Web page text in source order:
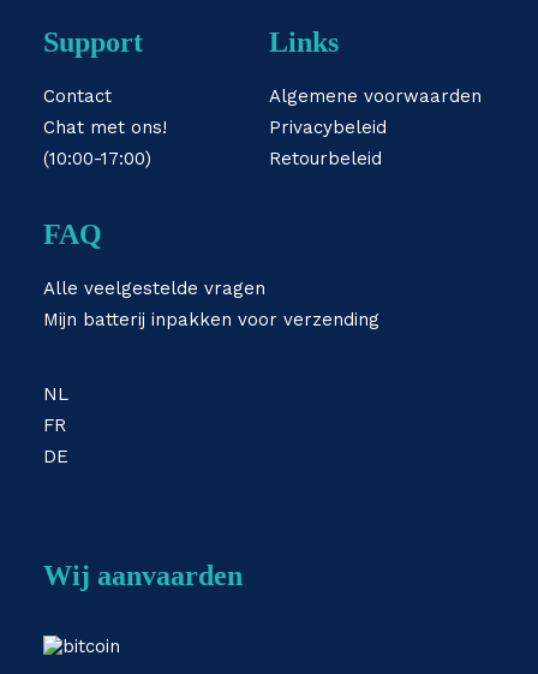
Support
Contact
Chat met ons!
(10:00-17:00)
Links
Algemene voorwaarden
Privacybeleid
Retourbeleid
FAQ
Alle veelgestelde vragen
Mijn batterij inpakken voor verzending
NL
FR
DE
Wij aanvaarden